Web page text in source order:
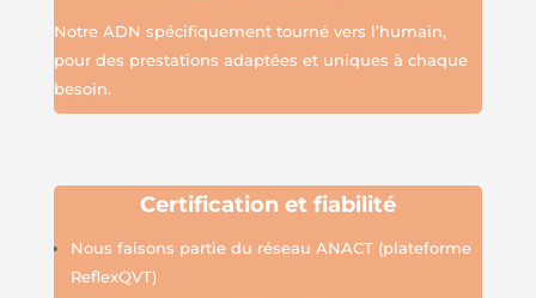
Notre ADN spécifiquement tourné vers l’humain,
pour des prestations adaptées et uniques à chaque
besoin.
Certification et fiabilité
Nous faisons partie du réseau ANACT (plateforme
ReflexQVT)